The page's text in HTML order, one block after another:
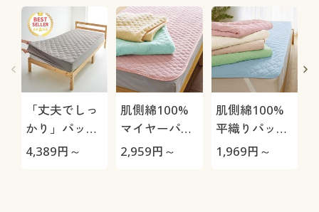
「丈夫でしっ
かり」パッド
一体型ベッド
4,389円～
肌側綿100%
マイヤーパッ
ドシーツ
2,959円～
肌側綿100%
平織りパッド
シーツ
1,969円～